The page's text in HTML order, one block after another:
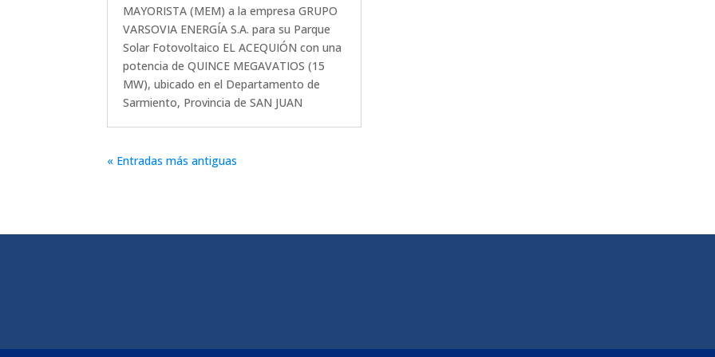
MAYORISTA (MEM) a la empresa GRUPO
VARSOVIA ENERGÍA S.A. para su Parque
Solar Fotovoltaico EL ACEQUIÓN con una
potencia de QUINCE MEGAVATIOS (15
MW), ubicado en el Departamento de
Sarmiento, Provincia de SAN JUAN
« Entradas más antiguas